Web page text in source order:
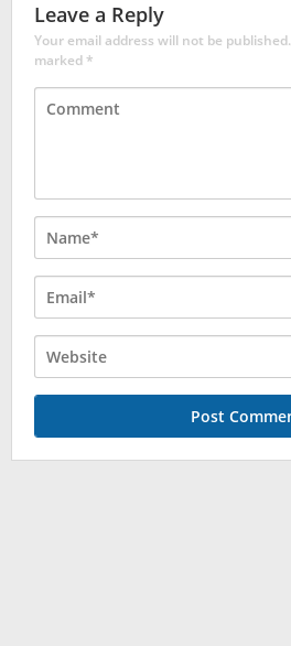
Leave a Reply
Your email address will not be published.
marked*